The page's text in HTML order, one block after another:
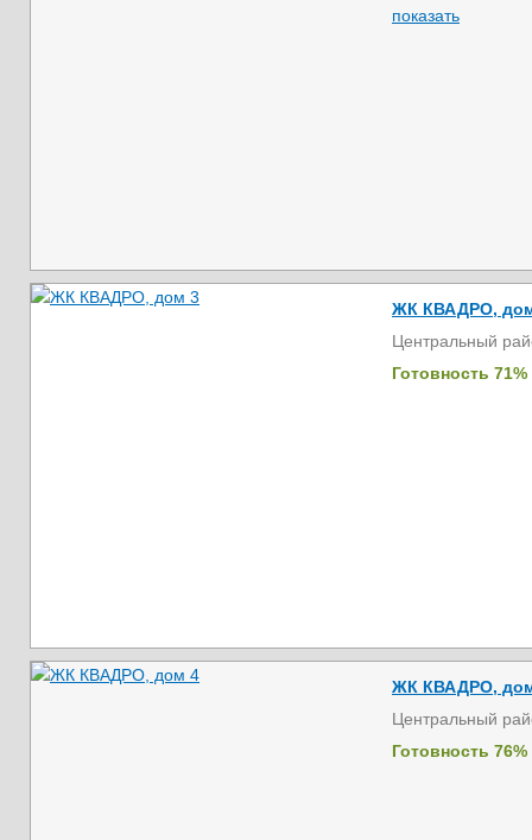
показать
ЖК КВАДРО,
Центральный
Готовность 71%
ЖК КВАДРО,
Центральный
Готовность 76%